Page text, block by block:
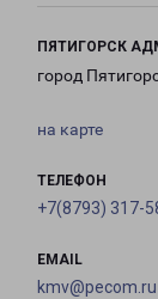
ПЯТИГОРСК
город
на карте
ТЕЛЕФОН
+7(8793) 317-
EMAIL
kmv@pecom.ru